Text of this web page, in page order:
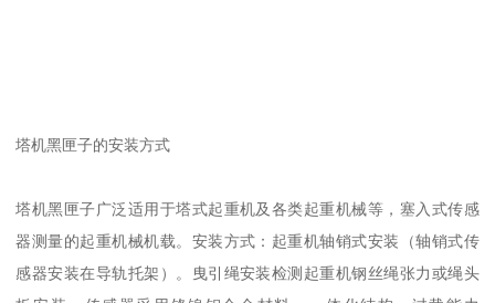
塔机黑匣子的安装方式
塔机黑匣子广泛适用于塔式起重机及各类起重机械等，塞入式传感
器测量的起重机械机载。安装方式：起重机轴销式安装（轴销式传
感器安装在导轨托架）。曳引绳安装检测起重机钢丝绳张力或绳头